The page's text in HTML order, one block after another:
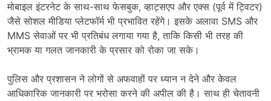
मोबाइल इंटरनेट के साथ-साथ फेसबुक, व्हाट्सएप और एक्स (पूर्व में ट्विटर)
जैसे सोशल मीडिया प्लेटफॉर्म भी प्रभावित रहेंगे। इसके अलावा SMS और
MMS सेवाओं पर भी प्रतिबंध लगाया गया है, ताकि किसी भी तरह की
भ्रामक या गलत जानकारी के प्रसार को रोका जा सके।
पुलिस और प्रशासन ने लोगों से अफवाहों पर ध्यान न देने और केवल
आधिकारिक जानकारी पर भरोसा करने की अपील की है। साथ ही चेतावनी